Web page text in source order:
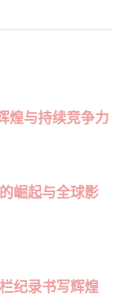
煌与持续竞争力
崛起与全球影
纪录书写辉煌